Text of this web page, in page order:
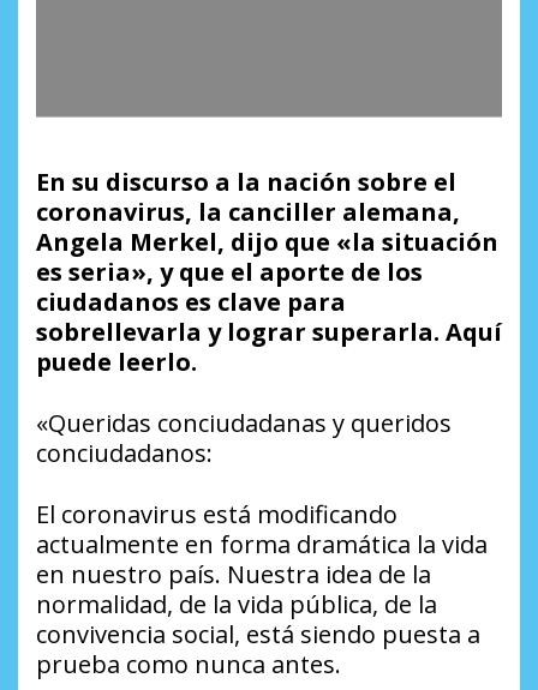
En su discurso a la nación sobre el
coronavirus, la canciller alemana,
Angela Merkel, dijo que «la situación
es seria», y que el aporte de los
ciudadanos es clave para
sobrellevarla y lograr superarla. Aquí
puede leerlo.
«Queridas conciudadanas y queridos
conciudadanos:
El coronavirus está modificando
actualmente en forma dramática la vida
en nuestro país. Nuestra idea de la
normalidad, de la vida pública, de la
convivencia social, está siendo puesta a
prueba como nunca antes.